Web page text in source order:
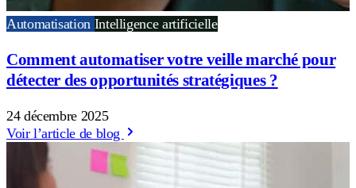
Automatisation Intelligence artificielle
Comment automatiser votre veille marché pour
détecter des opportunités stratégiques ?
24 décembre 2025
Voir l’article de blog